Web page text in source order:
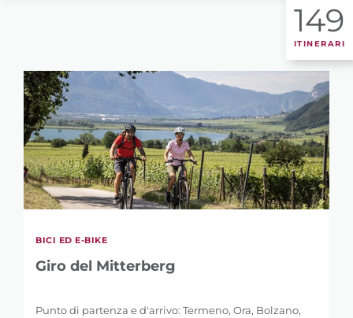
149
ITINERARI
BICI ED E-BIKE
Giro del Mitterberg
Punto di partenza e d'arrivo: Termeno, Ora, Bolzano,